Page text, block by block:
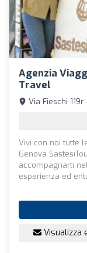
Agenzia
Travel
Via Fieschi 119r
Vivi con noi tutte
Genova
accompagnarti
esperienza ed
Visualizza